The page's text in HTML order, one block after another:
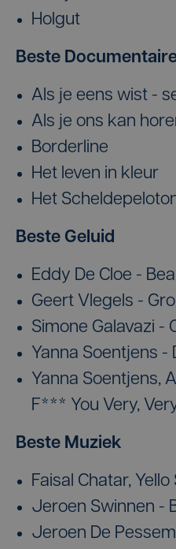
Holgut
Beste
Als je eens wist -
Als je ons kan
Borderline
Het leven in kleur
Het
Beste Geluid
Eddy De Cloe -
Geert Vlegels -
Simone Galavazi -
Yanna Soentjens -
Yanna Soentjens,
F*** You Very,
Beste Muziek
Faisal Chatar,
Jeroen Swinnen -
Jeroen De